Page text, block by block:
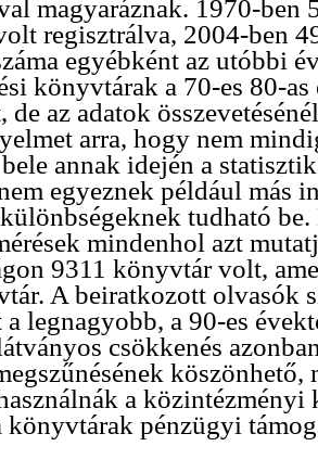
magyaráznak. 1970-ben
regisztrálva, 2004-ben
egyébként az utóbbi
könyvtárak a 70-es 80-as
az adatok
arra, hogy nem
annak idején a
egyeznek például más
tudható be.
mindenhol azt
9311 könyvtár volt,
A beiratkozott olvasók
legnagyobb, a 90-es
csökkenés
köszönhető,
a közintézményi
könyvtárak pénzügyi